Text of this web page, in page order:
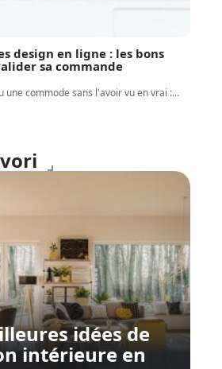
design en ligne : les bons
sa commande
une commode sans l'avoir vu en vrai :…
idées de
intérieure en